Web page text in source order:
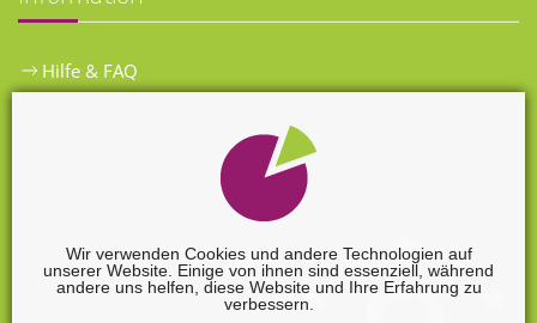
Wir verwenden Cookies und andere Technologien auf
unserer Website. Einige von ihnen sind essenziell, während
andere uns helfen, diese Website und Ihre Erfahrung zu
verbessern.
Hilfe & FAQ
Widerrufsformular